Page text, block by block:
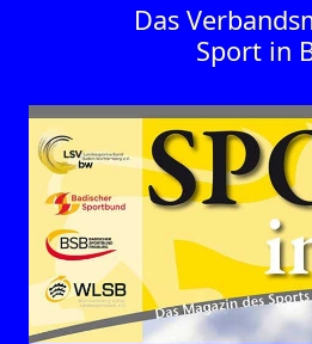
Das
Sport in